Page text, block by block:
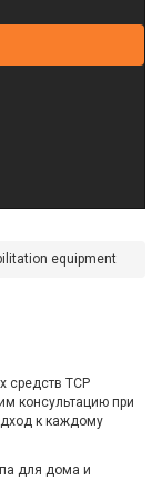
equipment
средств ТСР
консультацию при
к каждому
для дома и